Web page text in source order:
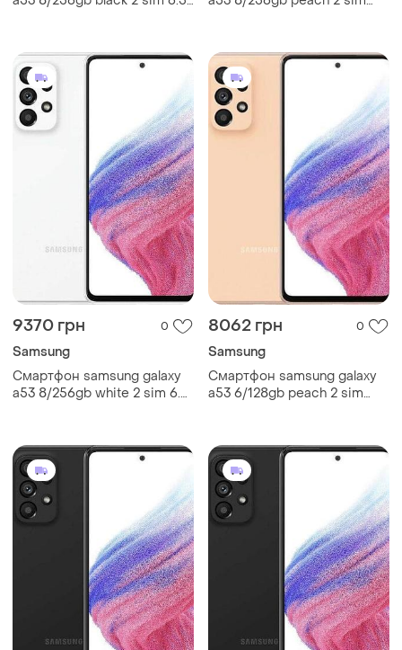
9370 грн 0
Samsung
Смартфон samsung galaxy
a53 8/256gb white 2 sim 6.5"
8062 грн 0
Samsung
Смартфон samsung galaxy
a53 6/128gb peach 2 sim
потужний